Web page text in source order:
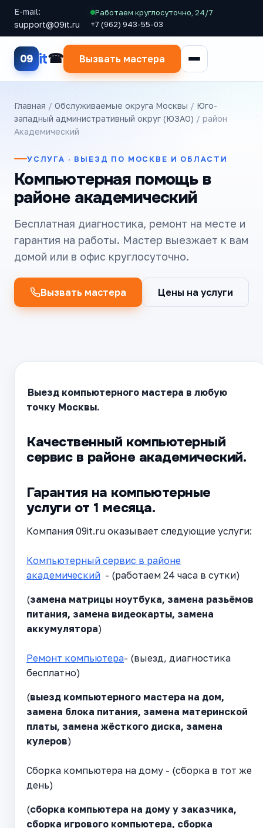
E-mail:
support@09it.ru
Работаем круглосуточно, 24/7
+7 (962) 943-55-03
09 it Вызвать мастера
Главная / Обслуживаемые округа Москвы / Юго-
западный административный округ (ЮЗАО) / район
Академический
УСЛУГА · ВЫЕЗД ПО МОСКВЕ И ОБЛАСТИ
Компьютерная помощь в
районе академический
Бесплатная диагностика, ремонт на месте и
гарантия на работы. Мастер выезжает к вам
домой или в офис круглосуточно.
Вызвать мастера Цены на услуги
Выезд компьютерного мастера в любую
точку Москвы.
Качественный компьютерный
сервис в районе академический.
Гарантия на компьютерные
услуги от 1 месяца.
Компания 09it.ru оказывает следующие услуги:
Компьютерный сервис в районе
академический - (работаем 24 часа в сутки)
(замена матрицы ноутбука, замена разьёмов
питания, замена видеокарты, замена
аккумулятора)
Ремонт компьютера- (выезд, диагностика
бесплатно)
(выезд компьютерного мастера на дом,
замена блока питания, замена материнской
платы, замена жёсткого диска, замена
кулеров)
Сборка компьютера на дому - (сборка в тот же
день)
(сборка компьютера на дому у заказчика,
сборка игрового компьютера, сборка